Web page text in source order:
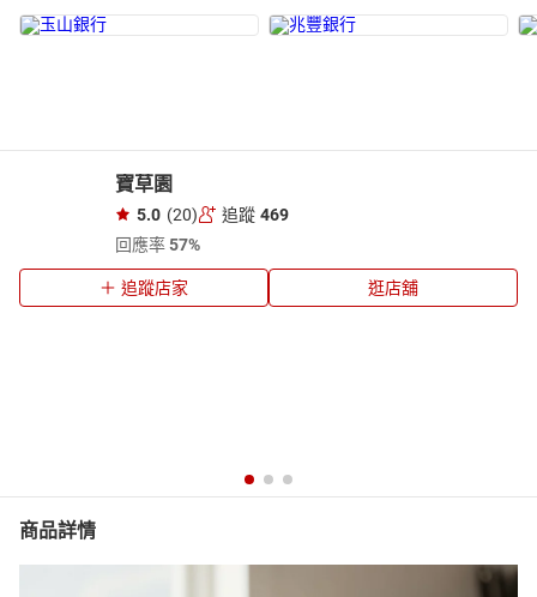
寶草園
5.0 (20) 追蹤 469
回應率57%
追蹤店家 逛店舖
商品詳情